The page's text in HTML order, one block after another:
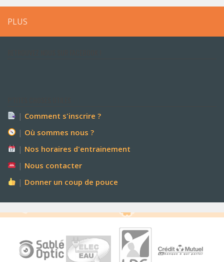
PLUS
| Comment s'inscrire ?
| Où sommes nous ?
| Nos horaires d'entrainement
| Nous contacter
| Donner un coup de pouce